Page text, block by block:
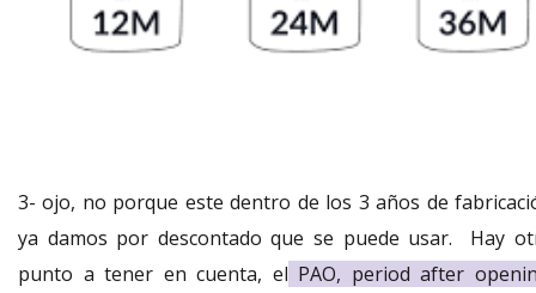
3- ojo, no porque este dentro de los 3 años de
ya damos por descontado que se puede usar. Hay
punto a tener en cuenta, el PAO, period after